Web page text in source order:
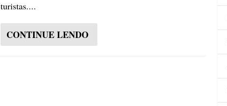
turistas....
CONTINUE LENDO